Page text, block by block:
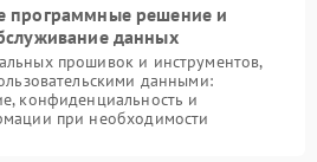
программные решение и
данных
прошивок и инструментов,
данными:
конфиденциальность и
при необходимости